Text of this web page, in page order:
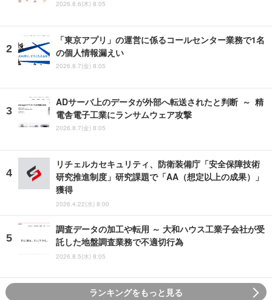
2026.8.6(木) 8:05
「東京アプリ」の運営に係るコールセンター業務で1名
の個人情報漏えい
2026.8.7(金) 8:05
ADサーバ上のデータが外部へ転送されたと判断 ～ 精
電舎電子工業にランサムウェア攻撃
2026.8.7(金) 8:05
リチェルカセキュリティ、防衛装備庁「安全保障技術
研究推進制度」研究課題で「AA（想定以上の成果）」
獲得
2026.4.22(水) 8:00
調査データの加工や転用 ～ 大和ハウス工業子会社が受
託した地盤調査業務で不適切行為
2026.8.5(水) 8:05
ランキングをもっと見る